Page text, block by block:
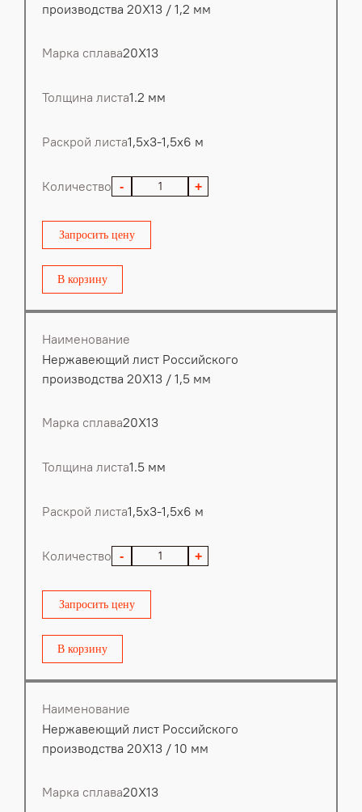
производства 20Х13 / 1,2 мм
Марка сплава20Х13
Толщина листа1.2 мм
Раскрой листа1,5х3-1,5х6 м
Количество - +
Запросить цену
В корзину
Наименование
Нержавеющий лист Российского
производства 20Х13 / 1,5 мм
Марка сплава20Х13
Толщина листа1.5 мм
Раскрой листа1,5х3-1,5х6 м
Количество - +
Запросить цену
В корзину
Наименование
Нержавеющий лист Российского
производства 20Х13 / 10 мм
Марка сплава20Х13